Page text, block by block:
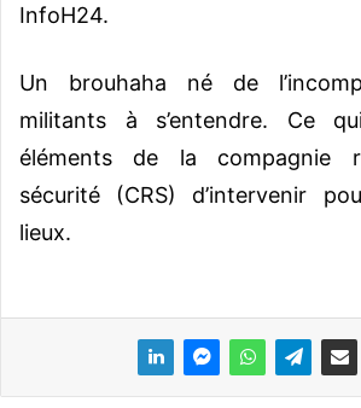
InfoH24.
Un brouhaha né de
militants à s’entendre. Ce
éléments de la compagnie
sécurité (CRS) d’intervenir
lieux.